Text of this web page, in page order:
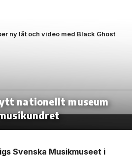
ny låt och video med Black Ghost
nationellt museum
Svenska Musikmuseet i